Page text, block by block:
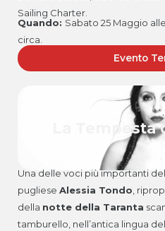
Sailing Charter.
Quando: Sabato 25 Maggio
circa.
Evento
La Tempesta
Una delle voci più importanti
pugliese Alessia Tondo,
della notte della Taranta
tamburello, nell’antica lingua